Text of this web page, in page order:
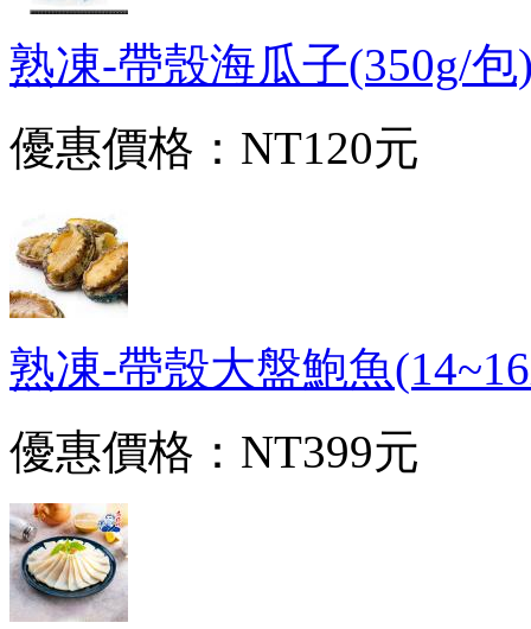
熟凍-帶殼海瓜子(350g/包
優惠價格： NT120元
熟凍-帶殼大盤鮑魚
優惠價格： NT399元